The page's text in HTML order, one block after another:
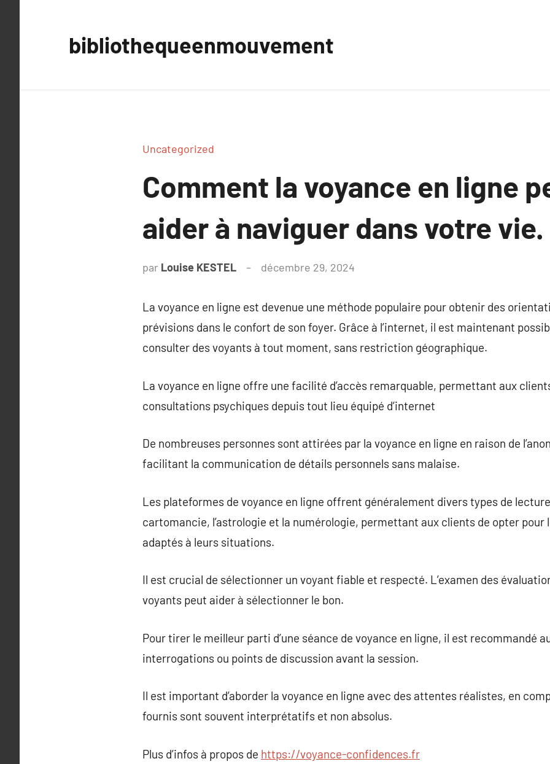
bibliothequeenmouvement
Uncategorized
Comment la voyance en ligne
aider à naviguer dans votre vie.
par Louise KESTEL décembre 29, 2024
La voyance en ligne est devenue une méthode populaire pour obtenir des
prévisions dans le confort de son foyer. Grâce à l’internet, il est maintenant
consulter des voyants à tout moment, sans restriction géographique.
La voyance en ligne offre une facilité d’accès remarquable, permettant aux
consultations psychiques depuis tout lieu équipé d’internet
De nombreuses personnes sont attirées par la voyance en ligne en raison de
facilitant la communication de détails personnels sans malaise.
Les plateformes de voyance en ligne offrent généralement divers types de
cartomancie, l’astrologie et la numérologie, permettant aux clients de opter pour
adaptés à leurs situations.
Il est crucial de sélectionner un voyant fiable et respecté. L’examen des
voyants peut aider à sélectionner le bon.
Pour tirer le meilleur parti d’une séance de voyance en ligne, il est recommandé
interrogations ou points de discussion avant la session.
Il est important d’aborder la voyance en ligne avec des attentes réalistes, en
fournis sont souvent interprétatifs et non absolus.
Plus d’infos à propos de https://voyance-confidences.fr